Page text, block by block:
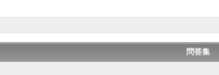
問答集